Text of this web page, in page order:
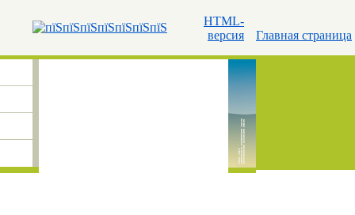
HTML-
версия
Главная страница